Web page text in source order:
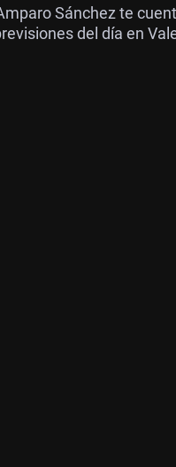
Sánchez te
del día en